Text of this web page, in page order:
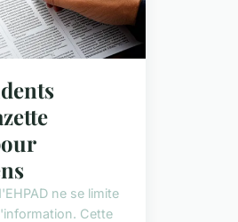
ne se limite
Cette